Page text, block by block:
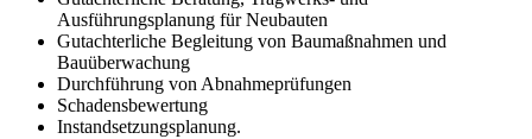
Ausführungsplanung für Neubauten
Gutachterliche Begleitung von Baumaßnahmen und
Bauüberwachung
Durchführung von Abnahmeprüfungen
Schadensbewertung
Instandsetzungsplanung.